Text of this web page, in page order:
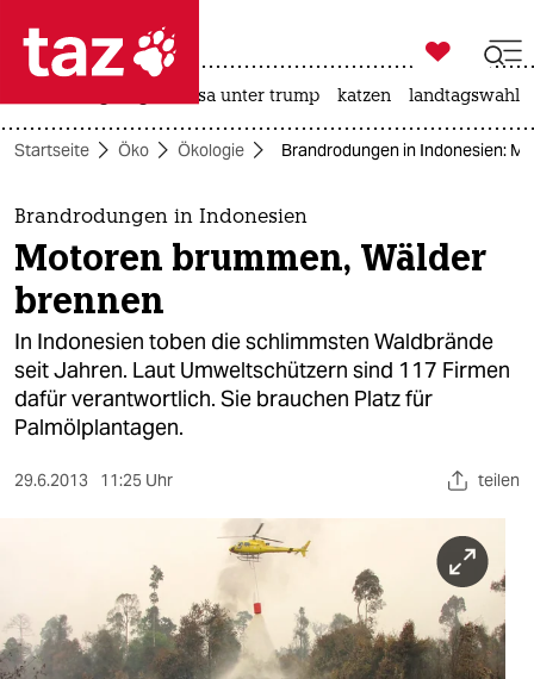
 taz zahl ich
taz zahl ich
themen
politik
öko
gesellschaft
kultur
sport
wahrheit

taz zahl ich
usa unter trump katzen landtagswahl
Startseite Öko Ökologie Brandrodungen in Indonesien:
Brandrodungen in Indonesien
Motoren brummen, Wälder
brennen
In Indonesien toben die schlimmsten Waldbrände
seit Jahren. Laut Umweltschützern sind 117 Firmen
dafür verantwortlich. Sie brauchen Platz für
Palmölplantagen.
29.6.2013 11:25 Uhr teilen